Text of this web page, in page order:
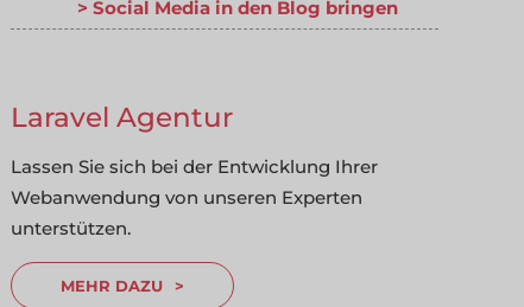
Social Media in den Blog bringen
Laravel Agentur
Lassen Sie sich bei der Entwicklung Ihrer
Webanwendung von unseren Experten
unterstützen.
MEHR DAZU